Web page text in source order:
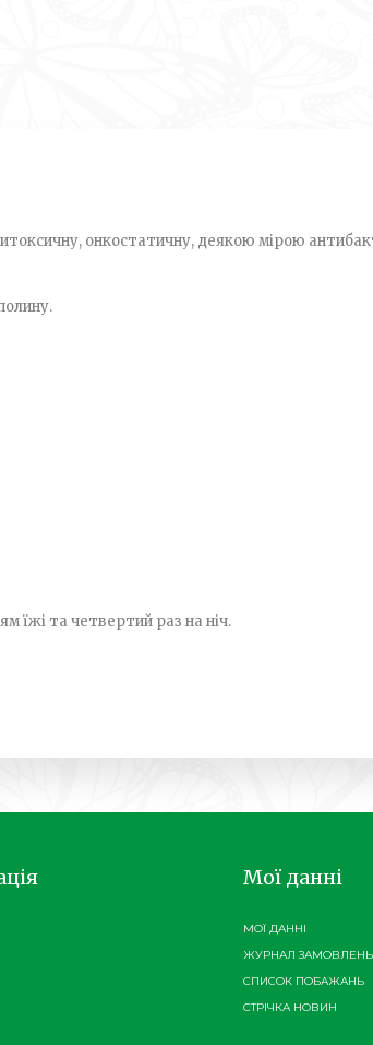
онкостатичну, деякою мірою
їжі та четвертий раз на ніч.
Мої данні
МОЇ ДАННІ
ЖУРНАЛ ЗАМОВЛЕНЬ
СПИСОК ПОБАЖАНЬ
СТРІЧКА НОВИН